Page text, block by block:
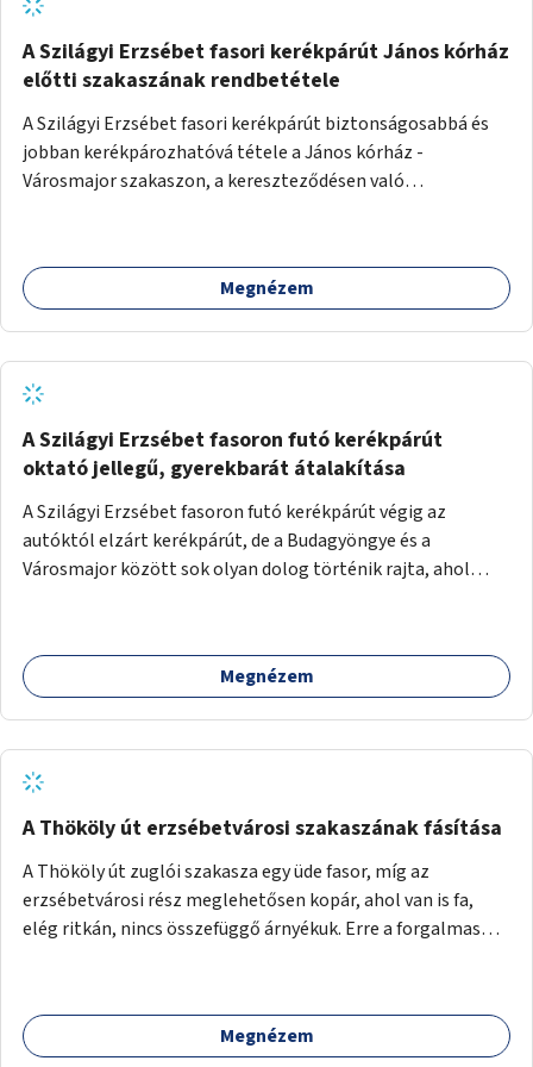
A Szilágyi Erzsébet fasori kerékpárút János kórház
előtti szakaszának rendbetétele
A Szilágyi Erzsébet fasori kerékpárút biztonságosabbá és
jobban kerékpározhatóvá tétele a János kórház -
Városmajor szakaszon, a kereszteződésen való
forgalomtól való jobb elkülönítésével, esetleg ésszerűbb
útvonal kijelölésével.
Megnézem
A Szilágyi Erzsébet fasoron futó kerékpárút
oktató jellegű, gyerekbarát átalakítása
A Szilágyi Erzsébet fasoron futó kerékpárút végig az
autóktól elzárt kerékpárút, de a Budagyöngye és a
Városmajor között sok olyan dolog történik rajta, ahol
ötletem az, hogy ezt a szakaszt egy oktató jellegű,
bemutató kerékpárúttá varázsoljuk, ahol a gyerekek a valós
sok gyerekkel közlekedő szülőt látni nap, mint, nap, sok az
iskola, óvoda a környéken. Dupla kitáblázásokkal,
fényvisszaverős táblákkal, az aszfalt erősebb színre
ötletet.
Megnézem
A Thököly út erzsébetvárosi szakaszának fásítása
A Thököly út zuglói szakasza egy üde fasor, míg az
erzsébetvárosi rész meglehetősen kopár, ahol van is fa,
elég ritkán, nincs összefüggő árnyékuk. Erre a forgalmas
szükség.
Megnézem